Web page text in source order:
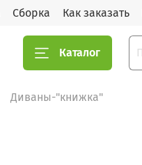
Сборка Как заказать
Каталог
Диваны-"книжка"